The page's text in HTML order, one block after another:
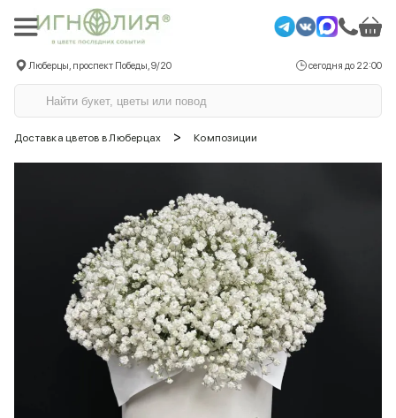
Люберцы, проспект Победы, 9/20 сегодня до 22:00
Доставка цветов в Люберцах > Композиции